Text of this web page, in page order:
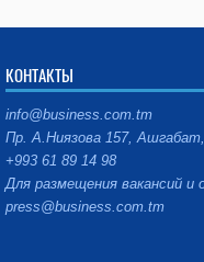
КОНТАКТЫ
info@business.com.tm
Пр. А.Ниязова 157,
+993 61 89 14 98
Для размещения вакансий и
press@business.com.tm